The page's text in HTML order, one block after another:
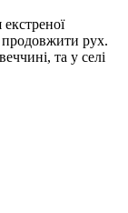
продовжити рух.
та у селі